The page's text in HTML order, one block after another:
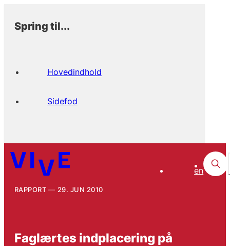
Spring til...
Hovedindhold
Sidefod
en
RAPPORT 29. JUN 2010
Faglærtes indplacering på